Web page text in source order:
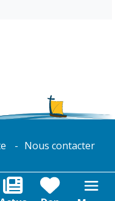
Nous contacter